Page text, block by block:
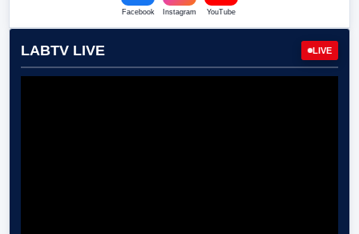
Facebook Instagram YouTube
LABTV LIVE LIVE